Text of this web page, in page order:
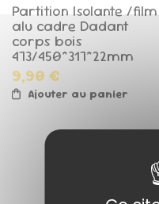
Partition Isolante /film
alu cadre Dadant
corps bois
473/450*317*22mm
9,90 €
Ajouter au panier